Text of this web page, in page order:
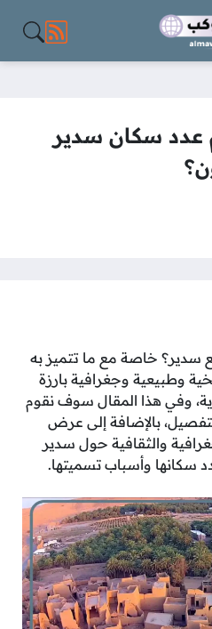
مواقع
عدد سكان سدير
سدير؟ خاصة مع ما تتميز به
وطبيعية وجغرافية بارزة
وفي هذا المقال سوف نقوم
بالإضافة إلى عرض
والثقافية حول سدير
سكانها وأسباب تسميتها.